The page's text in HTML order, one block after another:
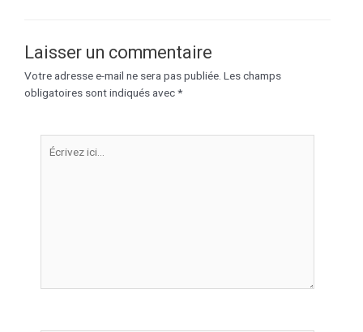
Laisser un commentaire
Votre adresse e-mail ne sera pas publiée. Les champs
obligatoires sont indiqués avec*